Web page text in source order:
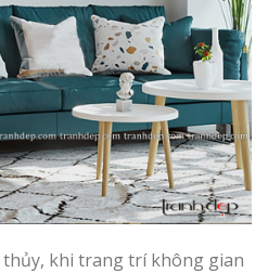
khi trang trí không gian